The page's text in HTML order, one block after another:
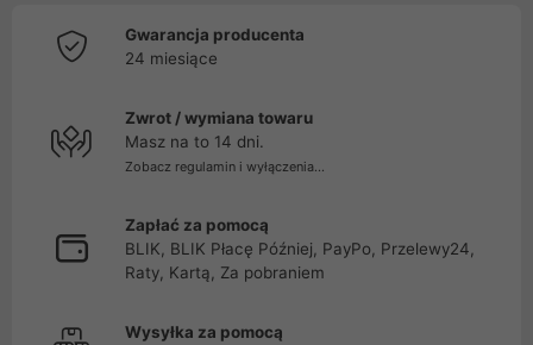
Gwarancja producenta
24 miesiące
Zwrot / wymiana towaru
Masz na to 14 dni.
Zobacz regulamin i wyłączenia...
Zapłać za pomocą
BLIK, BLIK Płacę Później, PayPo, Przelewy24,
Raty, Kartą, Za pobraniem
Wysyłka za pomocą